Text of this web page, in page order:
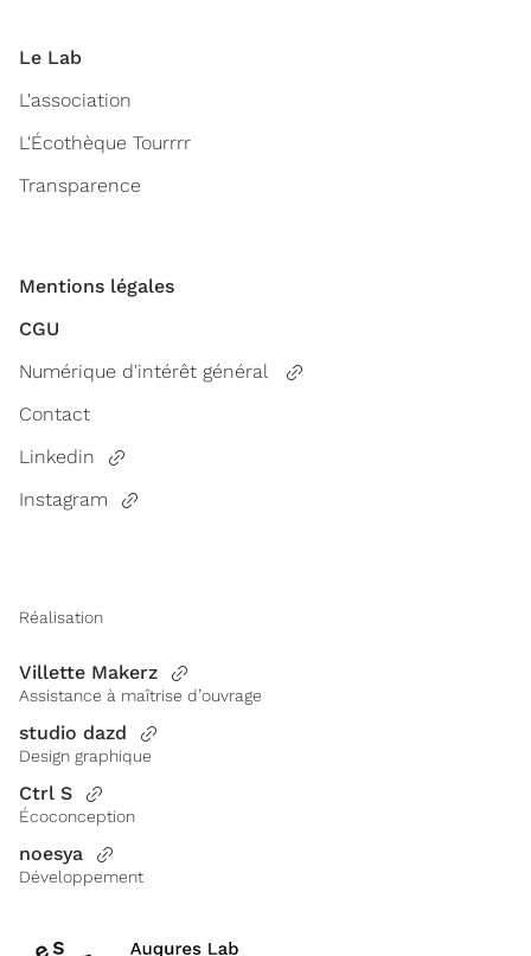
Le Lab
L'association
L'Écothèque Tourrrr
Transparence
Mentions légales
CGU
Numérique d'intérêt général
Contact
Linkedin
Instagram
Réalisation
Villette Makerz
Assistance à maîtrise d’ouvrage
studio dazd
Design graphique
Ctrl S
Écoconception
noesya
Développement